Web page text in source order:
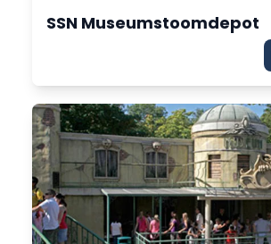
SSN Museumstoomdepot